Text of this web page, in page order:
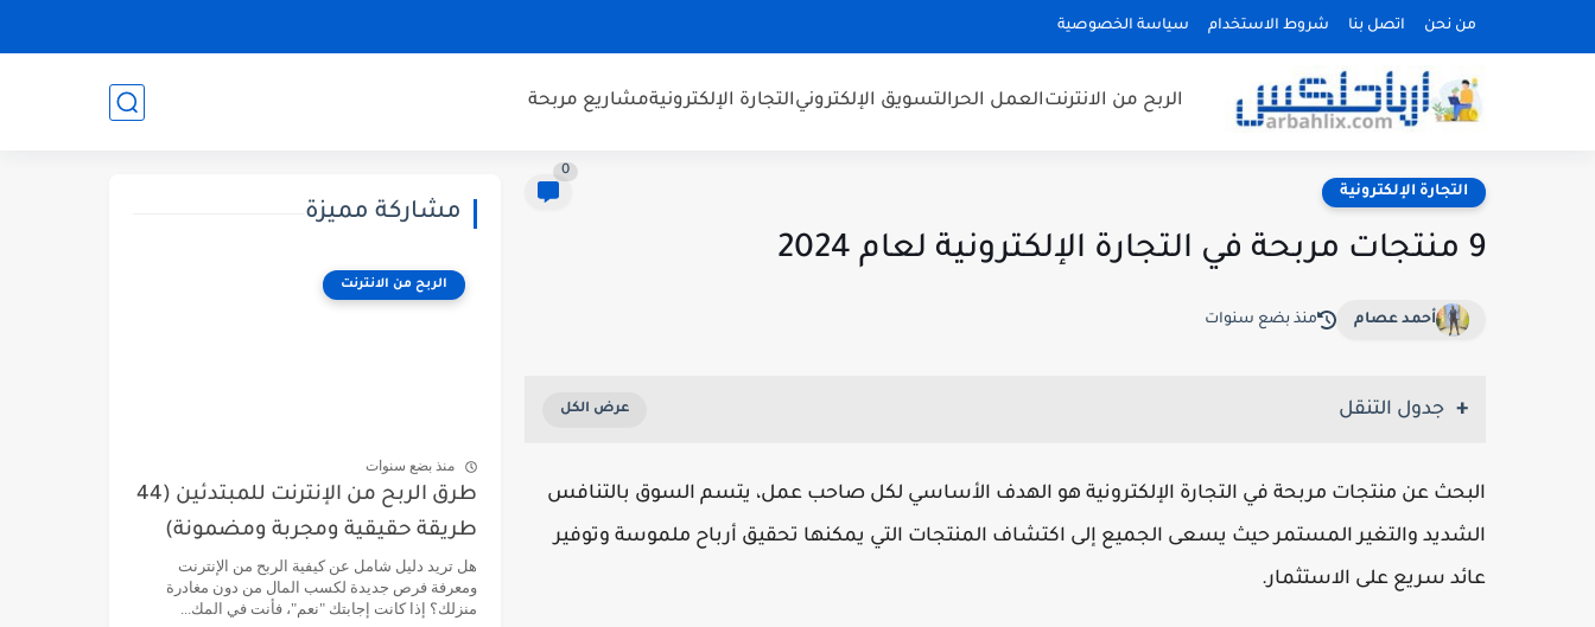
من نحن اتصل بنا شروط الاستخدام سياسة الخصوصية
الربح من الانترنتالعمل الحرالتسويق الإلكترونيالتجارة الإلكترونيةمشاريع مربحة
التجارة الإلكترونية
0
9 منتجات مربحة في التجارة الإلكترونية لعام 2024
أحمد عصام منذ بضع سنوات
جدول التنقل
البحث عن منتجات مربحة في التجارة الإلكترونية هو الهدف الأساسي لكل صاحب عمل، يتسم السوق بالتنافس
الشديد والتغير المستمر حيث يسعى الجميع إلى اكتشاف المنتجات التي يمكنها تحقيق أرباح ملموسة وتوفير
عائد سريع على الاستثمار.
مشاركة مميزة
الربح من الانترنت
منذ بضع سنوات
طرق الربح من الإنترنت للمبتدئين (44
طريقة حقيقية ومجربة ومضمونة)
هل تريد دليل شامل عن كيفية الربح من الإنترنت
ومعرفة فرص جديدة لكسب المال من دون مغادرة
منزلك؟ إذا كانت إجابتك "نعم"، فأنت في المك...